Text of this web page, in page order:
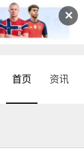
✕
首页 资讯